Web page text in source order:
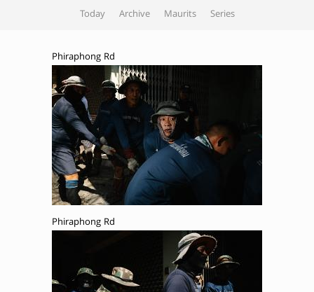
Today Archive Maurits Series
Phiraphong Rd
Phiraphong Rd